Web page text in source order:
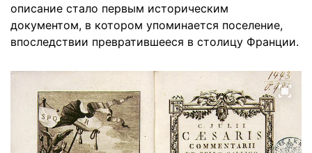
описание стало первым историческим
документом, в котором упоминается поселение,
впоследствии превратившееся в столицу Франции.